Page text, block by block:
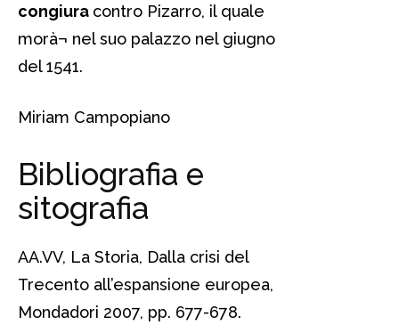
congiura contro Pizarro, il quale
morà¬ nel suo palazzo nel giugno
del 1541.
Miriam Campopiano
Bibliografia e
sitografia
AA.VV, La Storia, Dalla crisi del
Trecento all’espansione europea,
Mondadori 2007, pp. 677-678.